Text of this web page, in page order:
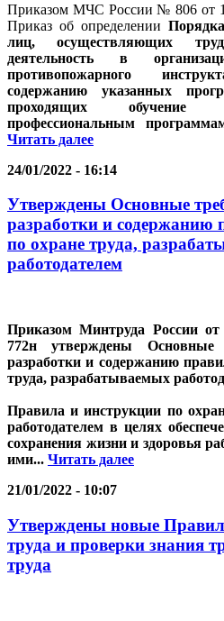
Приказом МЧС России № 806 от
Приказ об определении
лиц, осуществляющих
деятельность в
противопожарного
содержанию указанных
проходящих обучение
профессиональным
Читать далее
24/01/2022 - 16:14
Утверждены Основные
разработки и содержанию
по охране труда,
работодателем
Приказом Минтруда России
772н утверждены Основные
разработки и содержанию
труда, разрабатываемых
Правила и инструкции по
работодателем в целях
сохранения жизни и здоровья
ими... Читать далее
21/01/2022 - 10:07
Утверждены новые
труда и проверки знания
труда